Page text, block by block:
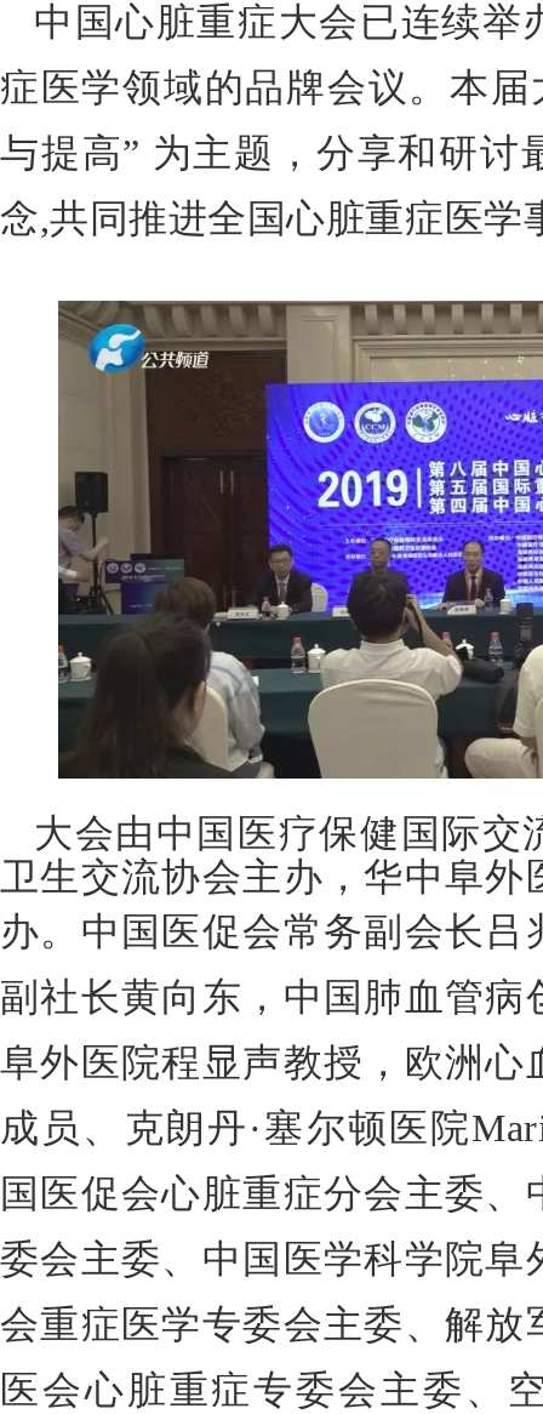
中国心脏重症大会已连续举
症医学领域的品牌会议。本
与提高” 为主题，分享和研讨
念,共同推进全国心脏重症医学
大会由中国医疗保健国际交
卫生交流协会主办，华中阜外
办。 中国医促会常务副会长
副社长黄向东，中国肺血管
阜外医院程显声教授，欧洲
成员、克朗丹·塞尔顿医院
国医促会心脏重症分会主委
委会主委、中国医学科学院
会重症医学专委会主委、解
医会心脏重症专委会主委、